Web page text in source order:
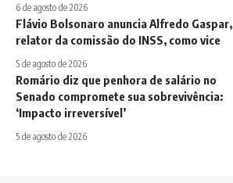
6 de agosto de 2026
Flávio Bolsonaro anuncia Alfredo Gaspar,
relator da comissão do INSS, como vice
5 de agosto de 2026
Romário diz que penhora de salário no
Senado compromete sua sobrevivência:
‘Impacto irreversível’
5 de agosto de 2026